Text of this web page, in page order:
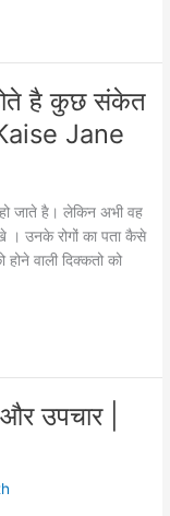
है कुछ संकेत
Jane
जाते है। लेकिन अभी वह
। उनके रोगों का पता कैसे
वाली दिक्कतो को
उपचार |